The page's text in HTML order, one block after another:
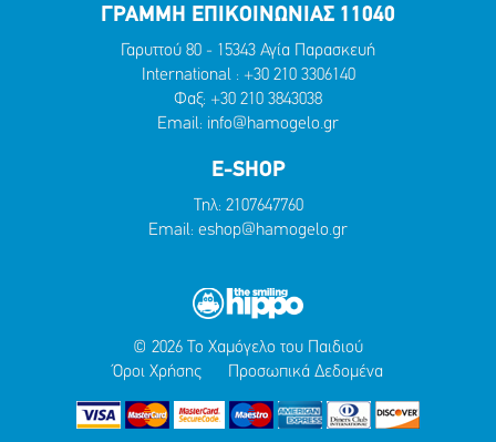
ΓΡΑΜΜΗ ΕΠΙΚΟΙΝΩΝΙΑΣ 11040
Γαρυττού 80 - 15343 Αγία Παρασκευή
International : +30 210 3306140
Φαξ: +30 210 3843038
Email: info@hamogelo.gr
E-SHOP
Τηλ: 2107647760
Email: eshop@hamogelo.gr
© 2026 Το Χαμόγελο του Παιδιού
Όροι Χρήσης
Προσωπικά Δεδομένα